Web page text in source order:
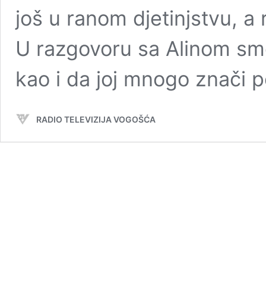
još u ranom djetinjstvu, a
U razgovoru sa Alinom
kao i da joj mnogo znači
RADIO TELEVIZIJA VOGOŠĆA